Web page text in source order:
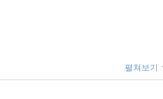
펼쳐보기